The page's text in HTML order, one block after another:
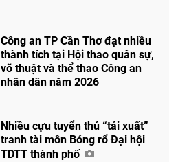
Công an TP Cần Thơ đạt nhiều
thành tích tại Hội thao quân sự,
võ thuật và thể thao Công an
nhân dân năm 2026
Nhiều cựu tuyển thủ “tái xuất”
tranh tài môn Bóng rổ Đại hội
TDTT thành phố